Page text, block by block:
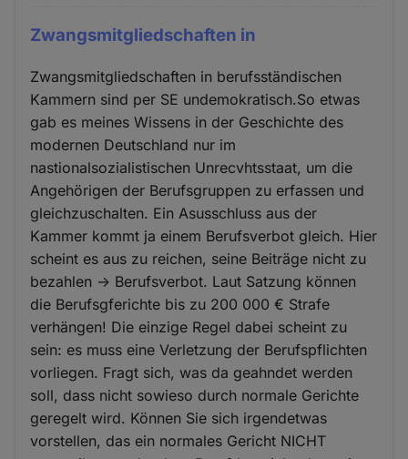
Zwangsmitgliedschaften in
Zwangsmitgliedschaften in berufsständischen
Kammern sind per SE undemokratisch.So etwas
gab es meines Wissens in der Geschichte des
modernen Deutschland nur im
nastionalsozialistischen Unrecvhtsstaat, um die
Angehörigen der Berufsgruppen zu erfassen und
gleichzuschalten. Ein Asusschluss aus der
Kammer kommt ja einem Berufsverbot gleich. Hier
scheint es aus zu reichen, seine Beiträge nicht zu
bezahlen -> Berufsverbot. Laut Satzung können
die Berufsgferichte bis zu 200 000 € Strafe
verhängen! Die einzige Regel dabei scheint zu
sein: es muss eine Verletzung der Berufspflichten
vorliegen. Fragt sich, was da geahndet werden
soll, dass nicht sowieso durch normale Gerichte
geregelt wird. Können Sie sich irgendetwas
vorstellen, das ein normales Gericht NICHT